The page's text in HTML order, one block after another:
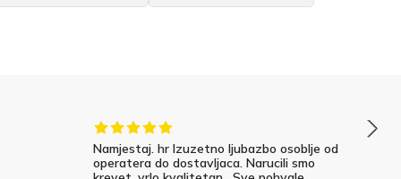
Namjestaj. hr Izuzetno ljubazbo osoblje od
operatera do dostavljaca. Narucili smo